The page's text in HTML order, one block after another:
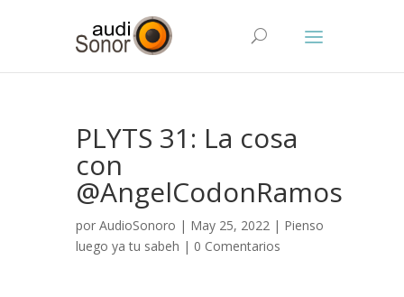
PLYTS 31: La cosa
con
@AngelCodonRamos
por AudioSonoro | May 25, 2022 | Pienso
luego ya tu sabeh | 0 Comentarios